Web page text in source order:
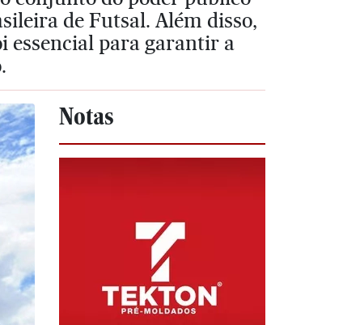
de Futsal. Além disso,
essencial para garantir a
Notas